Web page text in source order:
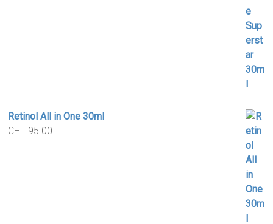
Retinol All in One 30ml
CHF 95.00